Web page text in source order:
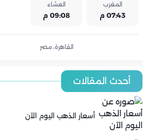
المغرب
07:43 م
العشاء
09:08 م
القاهرة، مصر
أحدث المقالات
أسعار الذهب اليوم الآن